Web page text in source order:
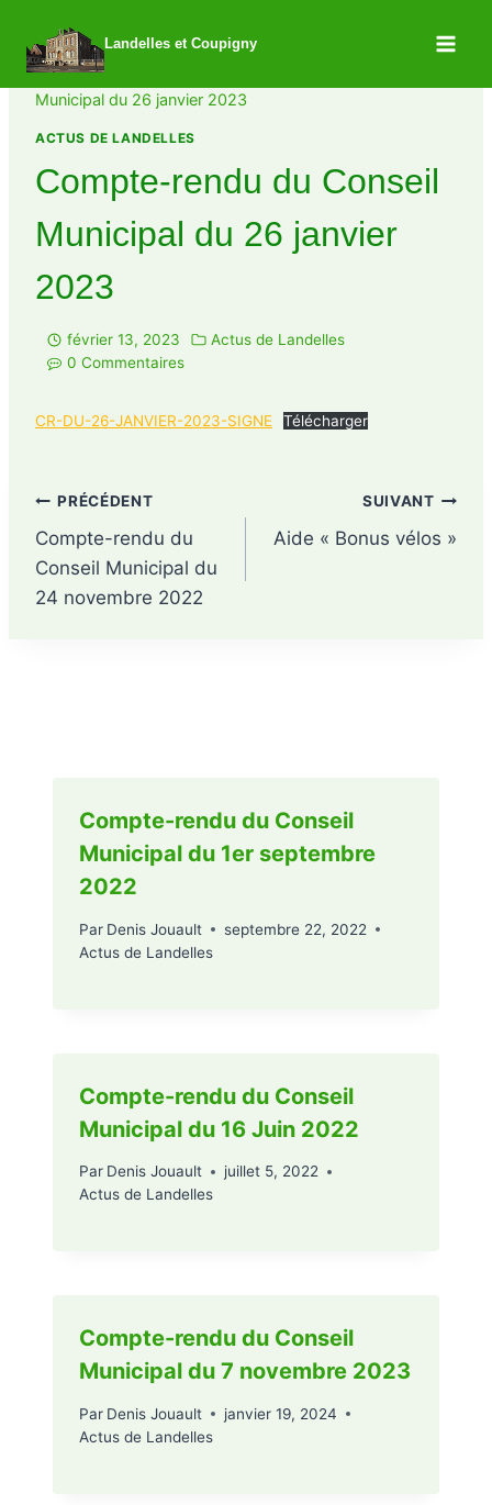
Landelles et Coupigny
/ Actus de Landelles
Municipal du 26 janvier 2023
ACTUS DE LANDELLES
Compte-rendu du Conseil
Municipal du 26 janvier
2023
février 13, 2023
Actus de Landelles
0 Commentaires
CR-DU-26-JANVIER-2023-SIGNE Télécharger
PRÉCÉDENT
Compte-rendu du
Conseil Municipal du
24 novembre 2022
SUIVANT
Aide « Bonus vélos »
Compte-rendu du Conseil
Municipal du 1er septembre
2022
Par Denis Jouault
septembre 22, 2022
Actus de Landelles
Compte-rendu du Conseil
Municipal du 16 Juin 2022
Par Denis Jouault
juillet 5, 2022
Actus de Landelles
Compte-rendu du Conseil
Municipal du 7 novembre 2023
Par Denis Jouault
janvier 19, 2024
Actus de Landelles